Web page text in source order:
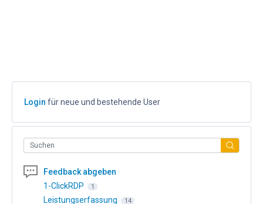
Login für neue und bestehende User
Suchen
Feedback abgeben
1-ClickRDP
1
Leistungserfassung 14